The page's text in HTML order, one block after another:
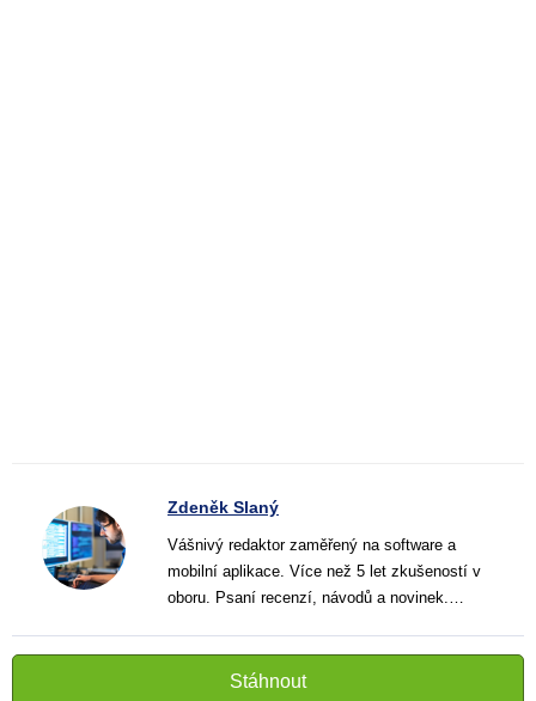
Zdeněk Slaný
Vášnivý redaktor zaměřený na software a
mobilní aplikace. Více než 5 let zkušeností v
oboru. Psaní recenzí, návodů a novinek.
pomáhají čtenářům lépe porozumět a využít
moderní technologie.
Stáhnout